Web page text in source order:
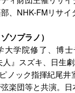
、NHK-FMリサイ
ソプラノ）
大学院修了、博
人』スズキ、日生
ノック指揮紀尾
楽団等と共演。